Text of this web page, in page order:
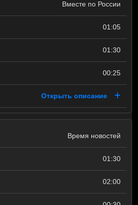
Вместе по России
01:05
01:30
00:25
Открыть описание
Время новостей
01:30
02:00